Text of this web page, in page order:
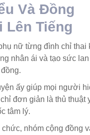
Và Đồng
Lên Tiếng
nữ từng đình chỉ thai
nhân ái và tạo sức lan
ấy giúp mọi người
đơn giản là thủ thuật
tâm lý.
nhóm cộng đồng